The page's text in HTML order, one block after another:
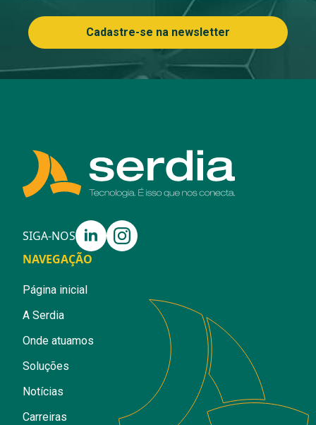
Cadastre-se na newsletter
SIGA-NOS
NAVEGAÇÃO
Página inicial
A Serdia
Onde atuamos
Soluções
Notícias
Carreiras